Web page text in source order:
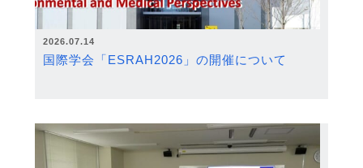
2026.07.14
国際学会「ESRAH2026」の開催について